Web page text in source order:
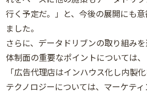
行く予定だ。」と、今後の展開にも
ました。
さらに、データドリブンの取り組み
体制面の重要なポイントについては、
「広告代理店はインハウス化し内製
テクノロジーについては、マーケテ